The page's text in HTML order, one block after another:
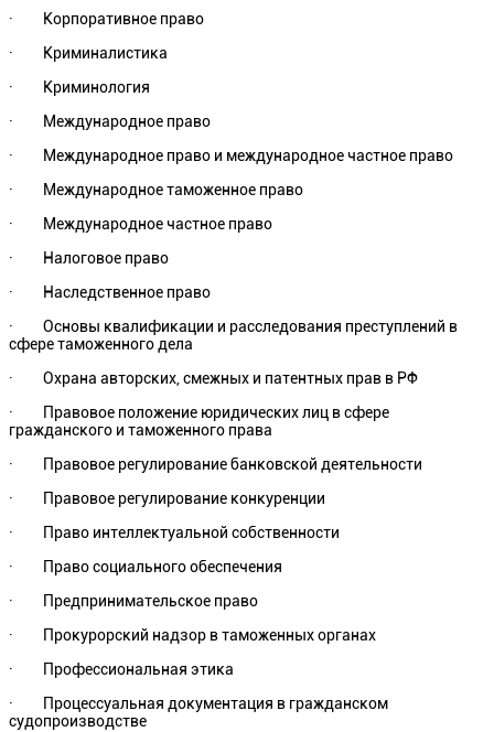
· Корпоративное право
· Криминалистика
· Криминология
· Международное право
· Международное право и международное частное право
· Международное таможенное право
· Международное частное право
· Налоговое право
· Наследственное право
· Основы квалификации и расследования преступлений в
сфере таможенного дела
· Охрана авторских, смежных и патентных прав в РФ
· Правовое положение юридических лиц в сфере
гражданского и таможенного права
· Правовое регулирование банковской деятельности
· Правовое регулирование конкуренции
· Право интеллектуальной собственности
· Право социального обеспечения
· Предпринимательское право
· Прокурорский надзор в таможенных органах
· Профессиональная этика
· Процессуальная документация в гражданском
судопроизводстве